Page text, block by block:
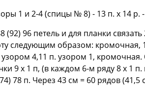
1 и 2-4 (спицы № 8) - 13 п. х 14 р.
(92) 96 петель и для планки
следующим образом: кромочная,
узором 4,11 п. узором 1,
9 х 1 п, (в каждом 6-м ряду 8 х 1
78 п. Через 43 см = 60 рядов